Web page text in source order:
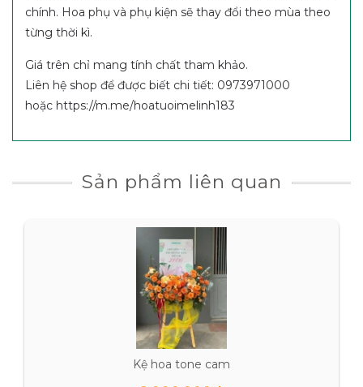
chính. Hoa phụ và phụ kiện sẽ thay đổi theo mùa theo
từng thời kì.
Giá trên chỉ mang tính chất tham khảo.
Liên hệ shop để được biết chi tiết: 0973971000
hoặc https://m.me/hoatuoimelinh183
Sản phẩm liên quan
Kệ hoa tone cam